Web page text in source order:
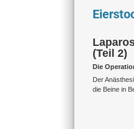
(Teil 2)
Die
Der
die Beine in